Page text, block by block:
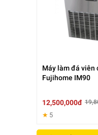
Máy làm đá viên
Fujihome IM90
12,500,000đ
★ 5